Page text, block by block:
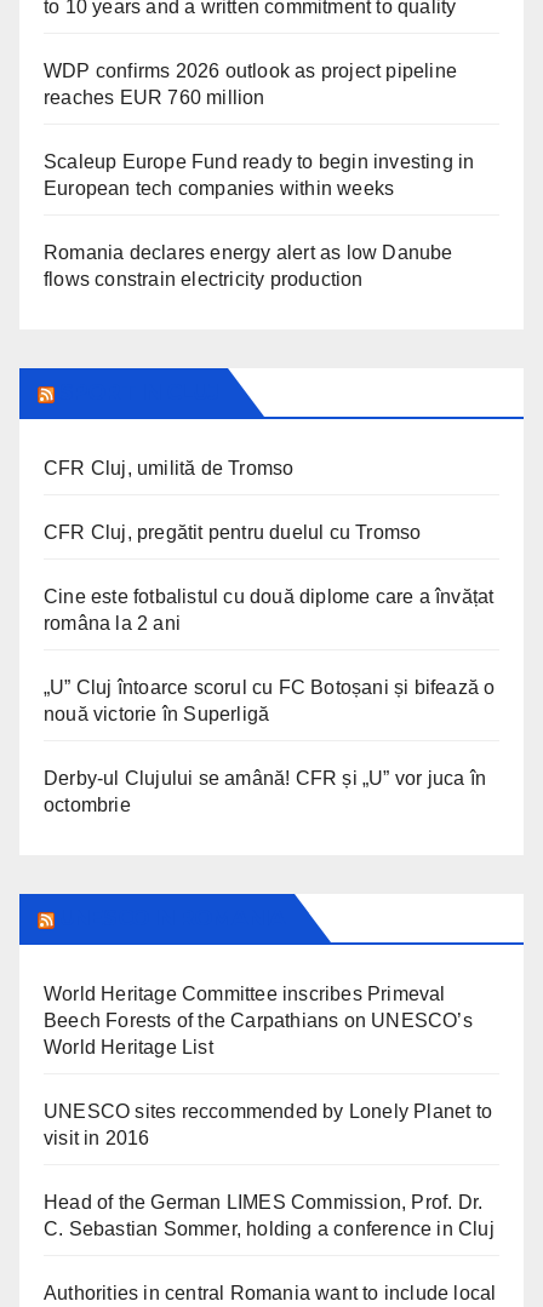
to 10 years and a written commitment to quality
WDP confirms 2026 outlook as project pipeline
reaches EUR 760 million
Scaleup Europe Fund ready to begin investing in
European tech companies within weeks
Romania declares energy alert as low Danube
flows constrain electricity production
CFR Cluj, umilită de Tromso
CFR Cluj, pregătit pentru duelul cu Tromso
Cine este fotbalistul cu două diplome care a învățat
româna la 2 ani
„U” Cluj întoarce scorul cu FC Botoșani și bifează o
nouă victorie în Superligă
Derby-ul Clujului se amână! CFR și „U” vor juca în
octombrie
World Heritage Committee inscribes Primeval
Beech Forests of the Carpathians on UNESCO’s
World Heritage List
UNESCO sites reccommended by Lonely Planet to
visit in 2016
Head of the German LIMES Commission, Prof. Dr.
C. Sebastian Sommer, holding a conference in Cluj
Authorities in central Romania want to include local